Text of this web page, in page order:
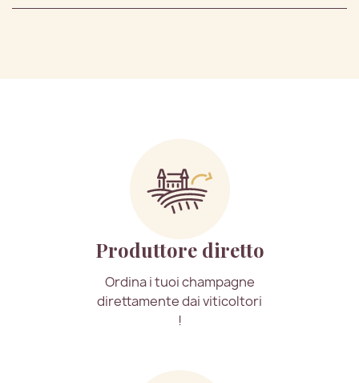
Produttore diretto
Ordina i tuoi champagne
direttamente dai viticoltori
!